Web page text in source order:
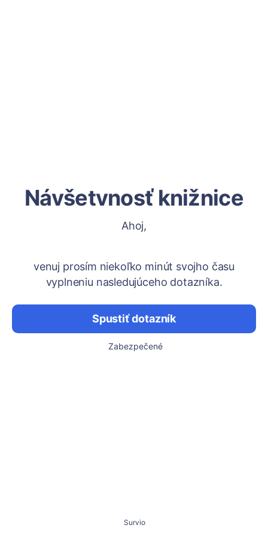
Návšetvnosť knižnice
Ahoj,
venuj prosím niekoľko minút svojho času
vyplneniu nasledujúceho dotazníka.
Spustiť dotazník
Zabezpečené
Survio